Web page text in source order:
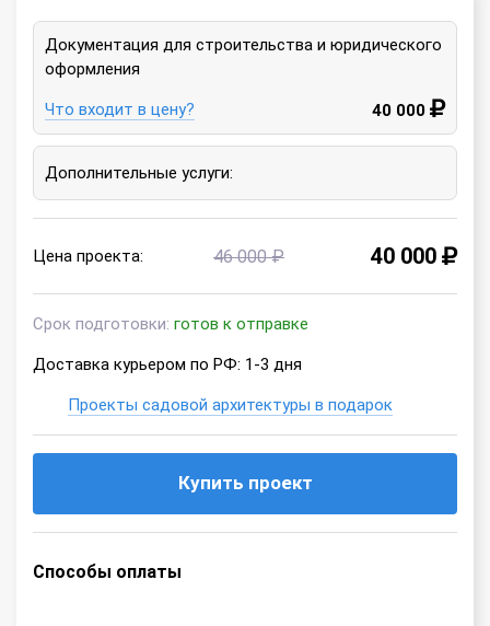
Документация для строительства и юридического
оформления
Что входит в цену? 40 000
Дополнительные услуги:
Цена проекта: 46 000 ₽ 40 000
Срок подготовки: готов к отправке
Доставка курьером по РФ: 1-3 дня
Проекты садовой архитектуры в подарок
Купить проект
Способы оплаты